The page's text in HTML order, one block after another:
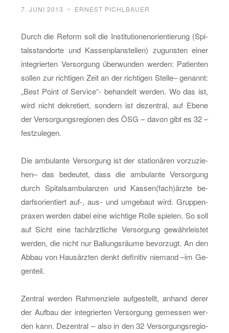
7. JUNI 2013 ~ ERNEST PICHLBAUER
Durch die Re­form soll die In­sti­tu­tio­nen­ori­en­tie­rung (Spi­
tals­stand­or­te und Kas­sen­plan­stel­len) zu­guns­ten einer
in­te­grier­ten Ver­sor­gung über­wun­den wer­den: Pa­ti­en­ten
sol­len zur rich­ti­gen Zeit an der rich­ti­gen Stel­le– ge­nannt:
„Best Point of Ser­vice“- be­han­delt wer­den. Wo das ist,
wird nicht de­kre­tiert, son­dern ist de­zen­tral, auf Ebene
der Ver­sor­gungs­re­gio­nen des ÖSG – davon gibt es 32 –
fest­zu­le­gen.
Die am­bu­lan­te Ver­sor­gung ist der sta­tio­nä­ren vor­zu­zie­
hen– das be­deu­tet, dass die am­bu­lan­te Ver­sor­gung
durch Spi­tals­am­bu­lan­zen und Kas­sen(fach)ärzte be­
darfs­ori­en­tiert auf-, aus- und um­ge­baut wird. Grup­pen­
pra­xen wer­den dabei eine wich­ti­ge Rolle spie­len. So soll
auf Sicht eine fach­ärzt­li­che Ver­sor­gung ge­währ­leis­tet
wer­den, die nicht nur Bal­lungs­räu­me be­vor­zugt. An den
Abbau von Haus­ärz­ten denkt de­fi­ni­tiv nie­mand –im Ge­
gen­teil.
Zen­tral wer­den Rah­men­zie­le auf­ge­stellt, an­hand derer
der Auf­bau der in­te­grier­ten Ver­sor­gung ge­mes­sen wer­
den kann. De­zen­tral – also in den 32 Ver­sor­gungs­re­gio­